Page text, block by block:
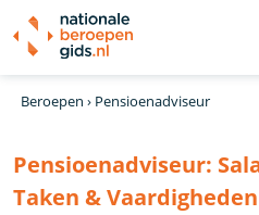
Beroepen › Pensioenadviseur
Pensioenadviseur:
Taken & Vaardigheden